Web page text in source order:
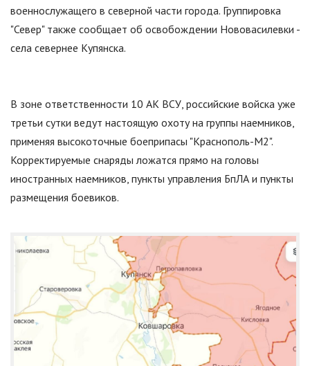
военнослужащего в северной части города. Группировка
"Север"также сообщает об освобождении Нововасилевки -
села севернее Купянска.
В зоне ответственности 10 АК ВСУ, российские войска уже
третьи сутки ведут настоящую охоту на группы наемников,
применяя высокоточные боеприпасы "Краснополь-М2".
Корректируемые снаряды ложатся прямо на головы
иностранных наемников, пункты управления БпЛА и пункты
размещения боевиков.